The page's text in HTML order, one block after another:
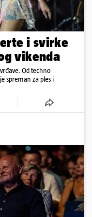
i svirke
vikenda
Od techno
spreman za ples i